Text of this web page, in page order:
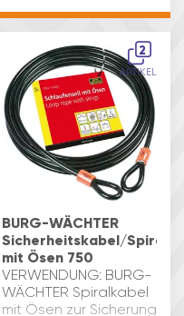
2
ARTIKEL
BURG-WÄCHTER
Sicherheitskabel/
mit Ösen 750
VERWENDUNG: BURG-
WÄCHTER Spiralkabel
mit Ösen zur Sicherung